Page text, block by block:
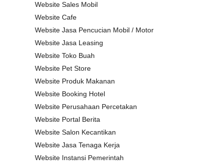
Website Sales Mobil
Website Cafe
Website Jasa Pencucian Mobil / Motor
Website Jasa Leasing
Website Toko Buah
Website Pet Store
Website Produk Makanan
Website Booking Hotel
Website Perusahaan Percetakan
Website Portal Berita
Website Salon Kecantikan
Website Jasa Tenaga Kerja
Website Instansi Pemerintah